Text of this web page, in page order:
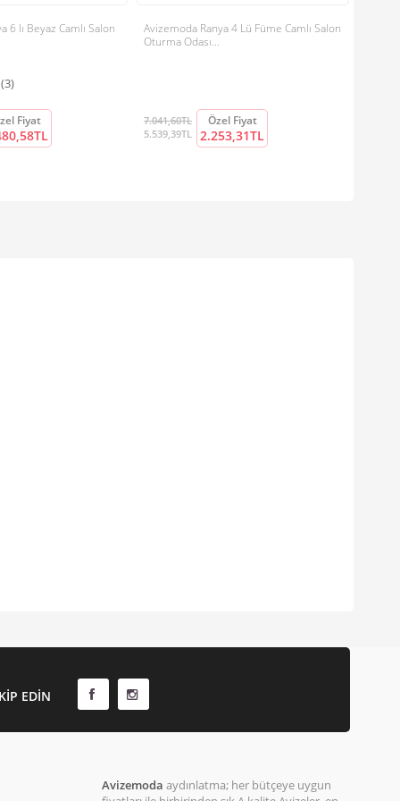
6 lı Beyaz Camlı Salon
(3)
Fiyat
Avizemoda Ranya 4 Lü Füme Camlı Salon
Oturma Odası...
7.041,60TL
5.539,39TL
Özel Fiyat
2.253,31TL
EDIN
Avizemoda aydınlatma; her bütçeye uygun